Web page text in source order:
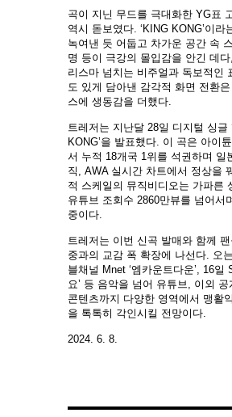
곡이 지닌 무드를 극대화한 YG표
역시 돋보였다. ‘KING KONG’이라
녹여낸 듯 어둡고 차가운 공간 속
명 등이 극강의 몰입감을 안긴 데
리스마 넘치는 비주얼과 독보적인
도 있게 담아낸 감각적 화면 전환
스에 생동감을 더했다.
트레저는 지난달 28일 디지털 싱글
KONG’을 발표했다. 이 곡은 아이
서 누적 18개국 1위를 석권하며 일
직, AWA 실시간 차트에서 정상을
적 스케일의 뮤직비디오는 가파른
유튜브 조회수 2860만뷰를 넘어서
중이다.
트레저는 이번 신곡 발매와 함께
중과의 교감 폭 확장에 나선다. 오
블채널 Mnet ‘엠카운트다운’, 16일
요’ 등 음악을 넘어 유튜브, 이외
콘텐츠까지 다양한 영역에서 맹활
을 톡톡히 각인시킬 전망이다.
2024. 6. 8.